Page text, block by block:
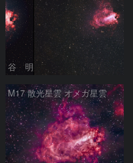
谷 明
M17 散光星雲 オメガ星雲